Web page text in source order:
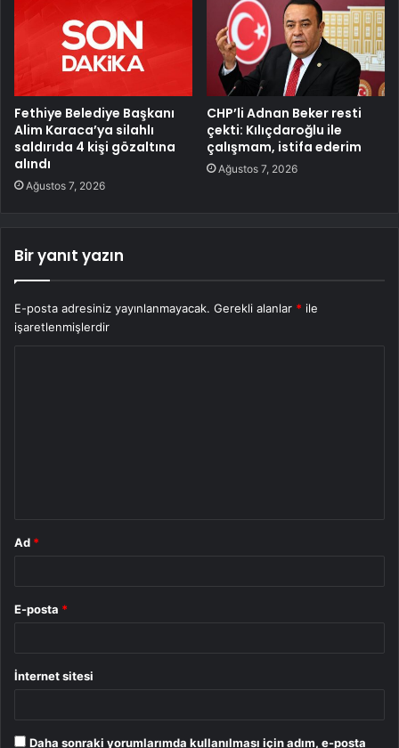
Fethiye Belediye Başkanı
Alim Karaca’ya silahlı
saldırıda 4 kişi gözaltına
alındı
Ağustos 7, 2026
CHP’li Adnan Beker resti
çekti: Kılıçdaroğlu ile
çalışmam, istifa ederim
Ağustos 7, 2026
Bir yanıt yazın
E-posta adresiniz yayınlanmayacak. Gerekli alanlar * ile
işaretlenmişlerdir
Ad *
E-posta *
İnternet sitesi
Daha sonraki yorumlarımda kullanılması için adım, e-posta